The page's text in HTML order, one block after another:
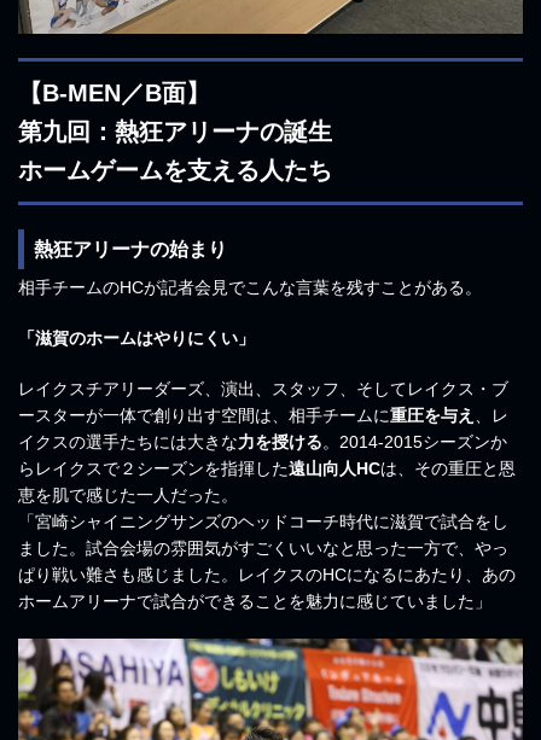
【B-MEN／B面】
第九回：熱狂アリーナの誕生
ホームゲームを支える人たち
熱狂アリーナの始まり
相手チームのHCが記者会見でこんな言葉を残すことがある。
「滋賀のホームはやりにくい」
レイクスチアリーダーズ、演出、スタッフ、そしてレイクス・ブ
ースターが一体で創り出す空間は、相手チームに重圧を与え 、レ
イクスの選手たちには大きな力を授ける。2014-2015シーズンか
らレイクスで２シーズンを指揮した遠山向人HCは、その重圧と恩
恵を肌で感じた一人だった。
「宮崎シャイニングサンズのヘッドコーチ時代に滋賀で試合をし
ました。試合会場の雰囲気がすごくいいなと思った一方で、やっ
ぱり戦い難さも感じました。レイクスのHCになるにあたり、あの
ホームアリーナで試合ができることを魅力に感じていました」